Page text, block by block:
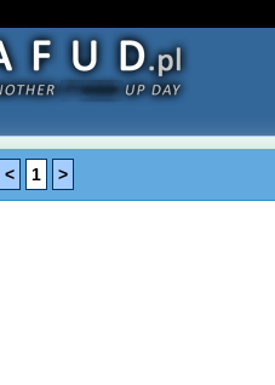
< 1 >